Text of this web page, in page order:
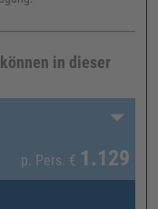
in dieser
p. Pers. € 1.129